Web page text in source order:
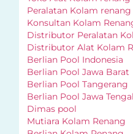
Peralatan Kolam renang
Konsultan Kolam
Distributor Peralatan
Distributor Alat Kolam
Berlian Pool Indonesia
Berlian Pool Jawa Barat
Berlian Pool Tangerang
Berlian Pool Jawa
Dimas pool
Mutiara Kolam Renang